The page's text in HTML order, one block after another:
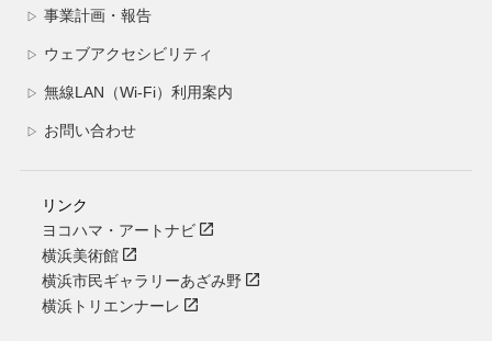
▷ 事業計画・報告
▷ ウェブアクセシビリティ
▷ 無線LAN（Wi-Fi）利用案内
▷ お問い合わせ
リンク
ヨコハマ・アートナビ
横浜美術館
横浜市民ギャラリーあざみ野
横浜トリエンナーレ